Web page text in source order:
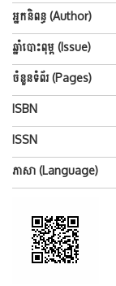
អ្នកនិពន្ធ (Author)
ឆ្នាំបោះពុម្ព (Issue)
ចំនួនទំព័រ (Pages)
ISBN
ISSN
ភាសា (Language)